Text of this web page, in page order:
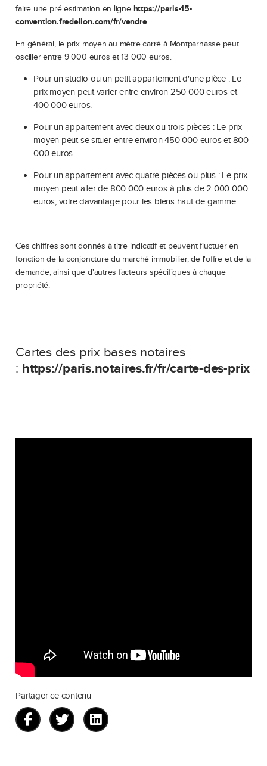
faire une pré estimation en ligne https://paris-15-
convention.fredelion.com/fr/vendre
En général, le prix moyen au mètre carré à Montparnasse peut
osciller entre 9 000 euros et 13 000 euros.
Pour un studio ou un petit appartement d'une pièce : Le
prix moyen peut varier entre environ 250 000 euros et
400 000 euros.
Pour un appartement avec deux ou trois pièces : Le prix
moyen peut se situer entre environ 450 000 euros et 800
000 euros.
Pour un appartement avec quatre pièces ou plus : Le prix
moyen peut aller de 800 000 euros à plus de 2 000 000
euros, voire davantage pour les biens haut de gamme
Ces chiffres sont donnés à titre indicatif et peuvent fluctuer en
fonction de la conjoncture du marché immobilier, de l'offre et de la
demande, ainsi que d'autres facteurs spécifiques à chaque
propriété.
Cartes des prix bases notaires
: https://paris.notaires.fr/fr/carte-des-prix
Partager ce contenu